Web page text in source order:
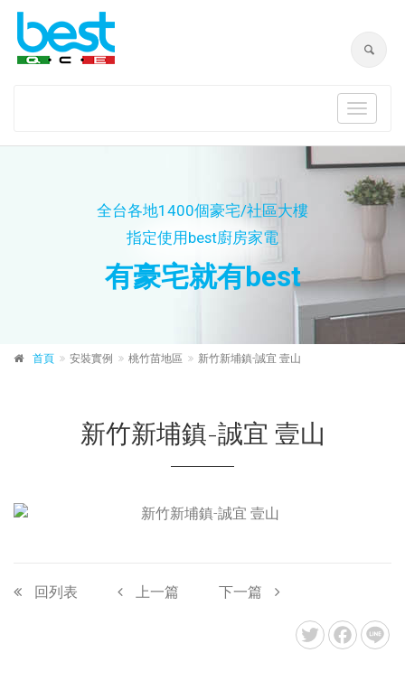
Toggle
全台各地1400個豪宅/社區大樓
指定使用best廚房家電
有豪宅就有best
首頁 安裝實例 桃竹苗地區 新竹新埔鎮-誠宜 壹山
新竹新埔鎮-誠宜 壹山
回列表 上一篇 下一篇